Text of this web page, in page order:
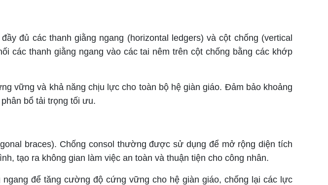
đủ các thanh giằng ngang (horizontal ledgers) và cột chống (vertical
các thanh giằng ngang vào các tai nêm trên cột chống bằng các khớp
vững và khả năng chịu lực cho toàn bộ hệ giàn giáo. Đảm bảo khoảng
bổ tải trọng tối ưu.
braces). Chống consol thường được sử dụng để mở rộng diện tích
tạo ra không gian làm việc an toàn và thuận tiện cho công nhân.
để tăng cường độ cứng vững cho hệ giàn giáo, chống lại các lực